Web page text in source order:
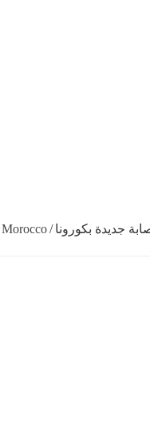
Morocco/ الصحة/ سجلنا حالتَيْ وفاة و444 إصابة جديدة بكورونا